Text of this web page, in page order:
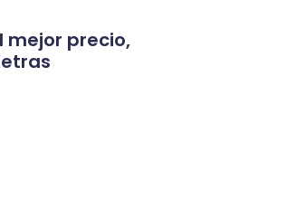
mejor precio,